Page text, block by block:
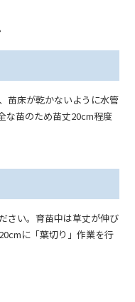
苗床が乾かないように水管
な苗のため苗丈20cm程度
さい。育苗中は草丈が伸び
に「葉切り」作業を行